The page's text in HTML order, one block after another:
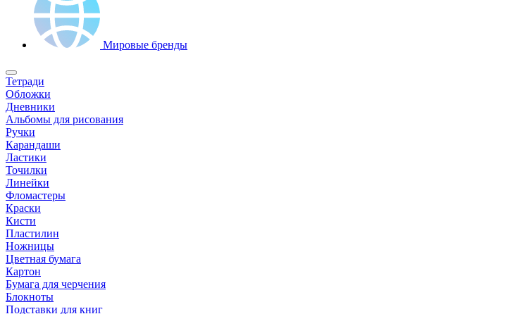
Мировые бренды
Тетради
Обложки
Дневники
Альбомы для рисования
Ручки
Карандаши
Ластики
Точилки
Линейки
Фломастеры
Краски
Кисти
Пластилин
Ножницы
Цветная бумага
Картон
Бумага для черчения
Блокноты
Подставки для книг